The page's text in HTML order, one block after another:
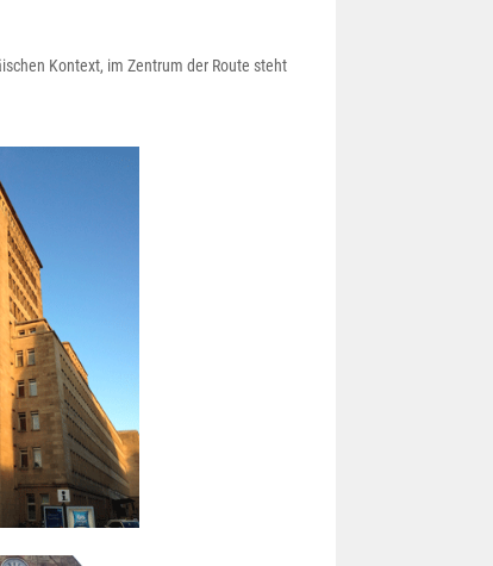
Kontext, im Zentrum der Route steht